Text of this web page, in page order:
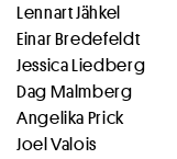
Lennart Jähkel
Einar Bredefeldt
Jessica Liedberg
Dag Malmberg
Angelika Prick
Joel Valois